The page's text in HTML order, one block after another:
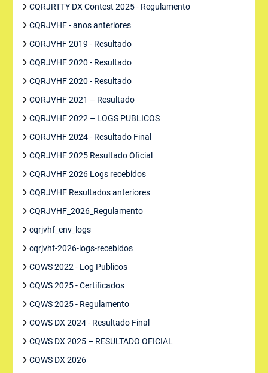
CQRJRTTY DX Contest 2025 - Regulamento
CQRJVHF - anos anteriores
CQRJVHF 2019 - Resultado
CQRJVHF 2020 - Resultado
CQRJVHF 2020 - Resultado
CQRJVHF 2021 – Resultado
CQRJVHF 2022 – LOGS PUBLICOS
CQRJVHF 2024 - Resultado Final
CQRJVHF 2025 Resultado Oficial
CQRJVHF 2026 Logs recebidos
CQRJVHF Resultados anteriores
CQRJVHF_2026_Regulamento
cqrjvhf_env_logs
cqrjvhf-2026-logs-recebidos
CQWS 2022 - Log Publicos
CQWS 2025 - Certificados
CQWS 2025 - Regulamento
CQWS DX 2024 - Resultado Final
CQWS DX 2025 – RESULTADO OFICIAL
CQWS DX 2026